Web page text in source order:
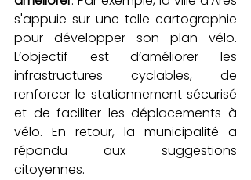
s'appuie sur une telle cartographie
pour développer son plan vélo.
L’objectif est d’améliorer les
infrastructures cyclables, de
renforcer le stationnement sécurisé
et de faciliter les déplacements à
vélo. En retour, la municipalité a
répondu aux suggestions
citoyennes.